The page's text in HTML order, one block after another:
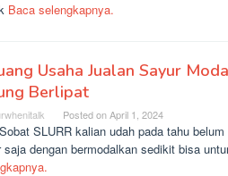
Baca selengkapnya.
Usaha Jualan Sayur
Berlipat
Posted onApril 1, 2024
SLURR kalian udah pada tahu
saja dengan bermodalkan sedikit bisa